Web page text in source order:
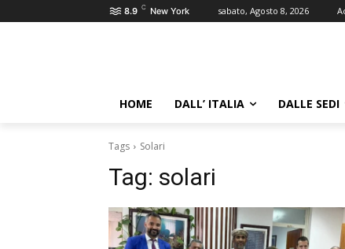
8.9 C New York sabato, Agosto 8, 2026
HOME DALL’ ITALIA DALLE SEDI
Tags Solari
Tag: solari